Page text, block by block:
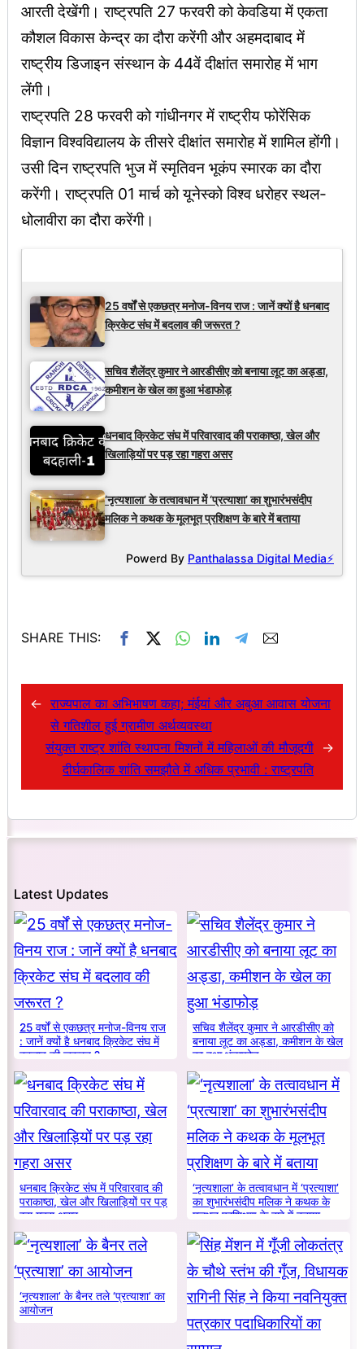
आरती देखेंगी। राष्ट्रपति 27 फरवरी को केवडिया में एकता
कौशल विकास केन्द्र का दौरा करेंगी और अहमदाबाद में
राष्ट्रीय डिजाइन संस्थान के 44वें दीक्षांत समारोह में भाग
लेंगी।
राष्ट्रपति 28 फरवरी को गांधीनगर में राष्ट्रीय फोरेंसिक
विज्ञान विश्वविद्यालय के तीसरे दीक्षांत समारोह में शामिल होंगी।
उसी दिन राष्ट्रपति भुज में स्मृतिवन भूकंप स्मारक का दौरा
करेंगी। राष्ट्रपति 01 मार्च को यूनेस्को विश्व धरोहर स्थल-
धोलावीरा का दौरा करेंगी।
25 वर्षों से एकछत्र मनोज-विनय राज : जानें क्यों है धनबाद
क्रिकेट संघ में बदलाव की जरूरत ?
सचिव शैलेंद्र कुमार ने आरडीसीए को बनाया लूट का अड्डा,
कमीशन के खेल का हुआ भंडाफोड़
धनबाद क्रिकेट संघ में परिवारवाद की पराकाष्ठा, खेल और
खिलाड़ियों पर पड़ रहा गहरा असर
‘नृत्यशाला’ के तत्वावधान में ‘प्रत्याशा’ का शुभारंभसंदीप
मलिक ने कथक के मूलभूत प्रशिक्षण के बारे में बताया
Powerd By Panthalassa Digital Media⚡
SHARE THIS:
← राज्यपाल का अभिभाषण कहा; मंईयां और अबुआ आवास योजना
से गतिशील हुई ग्रामीण अर्थव्यवस्था
संयुक्त राष्ट्र शांति स्थापना मिशनों में महिलाओं की मौजूदगी
दीर्घकालिक शांति समझौते में अधिक प्रभावी : राष्ट्रपति
→
Latest Updates
25 वर्षों से एकछत्र मनोज-विनय राज
: जानें क्यों है धनबाद क्रिकेट संघ में
बदलाव की जरूरत ?
सचिव शैलेंद्र कुमार ने आरडीसीए को
बनाया लूट का अड्डा, कमीशन के खेल
का हुआ भंडाफोड़
धनबाद क्रिकेट संघ में परिवारवाद की
पराकाष्ठा, खेल और खिलाड़ियों पर पड़
रहा गहरा असर
‘नृत्यशाला’ के तत्वावधान में ‘प्रत्याशा’
का शुभारंभसंदीप मलिक ने कथक के
मूलभूत प्रशिक्षण के बारे में बताया
‘नृत्यशाला’ के बैनर तले ‘प्रत्याशा’ का
आयोजन